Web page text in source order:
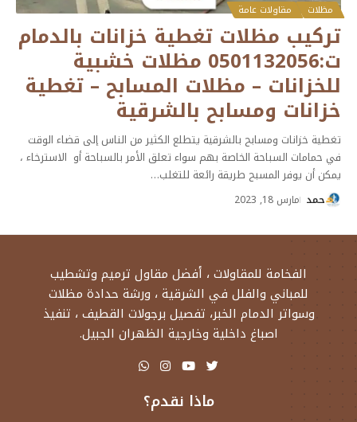
مظلات مقاولات عامة
تركيب مظلات تغطية خزانات بالدمام
ت:0501132056 مظلات خشبية
للخزانات – مظلات المسابح – تغطية
خزانات ومسابح بالشرقية
تغطية خزانات ومسابح بالشرقية يتطلع الكثير من الناس إلى قضاء الوقت
في حمامات السباحة الخاصة بهم سواء تعلق الأمر بالسباحة أو الاسترخاء ،
يمكن أن يوفر المسبح طريقة رائعة للتغلب…
حمد مارس 18, 2023
الفخامة للمقاولات ، أفضل مقاول ترميم وتشطيب
للمباني والفلل في الشرقية ، ورشة حدادة مظلات
وسواتر الدمام الخبر، تفصيل برجولات القطيف ، تنفيذ
اصباغ داخلية وخارجية الظهران الجبيل.
ماذا نقدم؟